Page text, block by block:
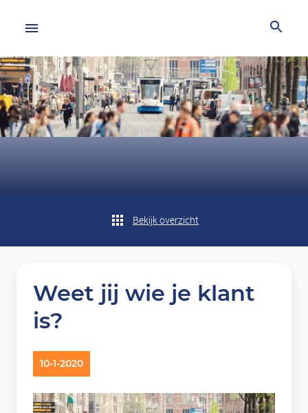
Bekijk overzicht
Weet jij wie je klant
is?
10-1-2020